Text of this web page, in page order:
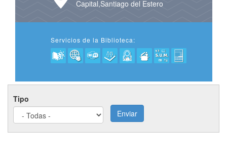
Capital,Santiago del Estero
Servicios de la Biblioteca:
Tipo
Enviar